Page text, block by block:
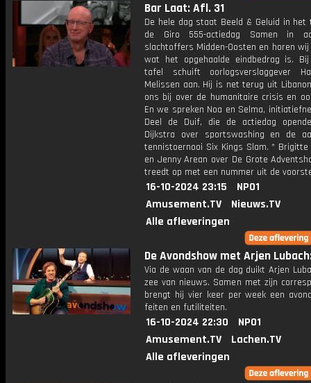
Bar Laat: Afl. 31
De hele dag staat Beeld & Geluid in het
de Giro 555-actiedag Samen in
slachtoffers Midden-Oosten en horen wij
wat het opgehaalde eindbedrag is.
tafel schuift oorlogsverslaggever
Melissen aan. Hij is net terug uit
ons bij over de humanitaire crisis en
En we spreken Noa en Selma,
Deel de Duif, die de actiedag
Dijkstra over sportswashing en de
tennistoernooi Six Kings Slam. * Brigitte
en Jenny Arean over De Grote
treedt op met een nummer uit de
16-10-2024 23:15
NPO1
Amusement.TV
Nieuws.TV
Alle afleveringen
De Avondshow met Arjen
Via de waan van de dag duikt Arjen
zee van nieuws. Samen met zijn
brengt hij vier keer per week een
feiten en futiliteiten.
16-10-2024 22:30
NPO1
Amusement.TV
Lachen.TV
Alle afleveringen